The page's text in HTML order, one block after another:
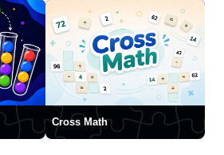
Cross Math